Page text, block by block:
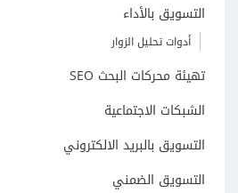
التسويق بالأداء
أدوات تحليل الزوار
تهيئة محركات البحث SEO
الشبكات الاجتماعية
التسويق بالبريد الالكتروني
التسويق الضمني